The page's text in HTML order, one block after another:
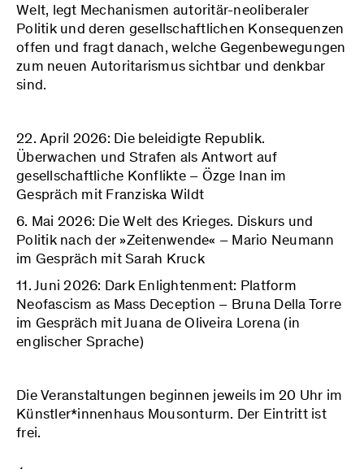
Welt, legt Mechanismen autoritär-neoliberaler
Politik und deren gesellschaftlichen Konsequenzen
offen und fragt danach, welche Gegenbewegungen
zum neuen Autoritarismus sichtbar und denkbar
sind.
22. April 2026: Die beleidigte Republik.
Überwachen und Strafen als Antwort auf
gesellschaftliche Konflikte – Özge Inan im
Gespräch mit Franziska Wildt
6. Mai 2026: Die Welt des Krieges. Diskurs und
Politik nach der »Zeitenwende« – Mario Neumann
im Gespräch mit Sarah Kruck
11. Juni 2026: Dark Enlightenment: Platform
Neofascism as Mass Deception – Bruna Della Torre
im Gespräch mit Juana de Oliveira Lorena (in
englischer Sprache)
Die Veranstaltungen beginnen jeweils im 20 Uhr im
Künstler*innenhaus Mousonturm. Der Eintritt ist
frei.